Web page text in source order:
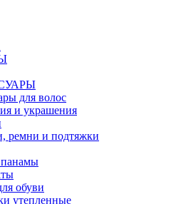
для волос
и украшения
ремни и подтяжки
обуви
утепленные